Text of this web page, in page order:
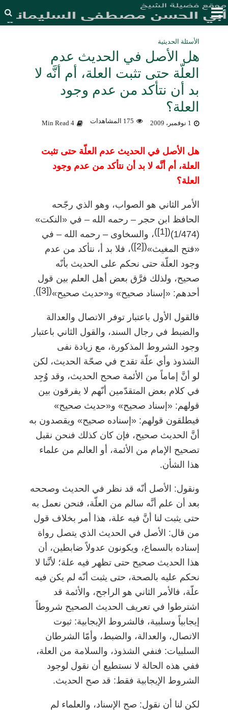
الأسئلة الحديثية
هل الأصل في الحديث عدم
العلّة حتى تثبت العلة، أم أنَّه لا
بد أن نتأكد من عدم وجود
العلة؟
1 نوفمبر، 2009 175 المشاهدات 4 Min Read
هل الأصل في الحديث عدم العلّة حتى تثبت
العلة، أم أنَّه لا بد أن نتأكد من عدم وجود
العلة؟
الأمر الثاني هو الصواب، وهو الذي رجّحه
الحافظ ابن حجر– رحمه الله– في «النكت»
(1/474)
(
[1]
)، والسخاوى– رحمه الله– في
«فتح المغيث»(
[2]
)، فلا بد أ، نتأكد من عدم
وجود العلّة حتى نحكم على الحديث بأنّه
صحيح، ولذلك فرَّق بعض أهل العلم بين قول
أحدهم: «إسناد صحيح» و«حديث صحيح»(
[3]
)
.
فالقول الأول باعتبار توفر الاتصال والعدالة
والضبط في رجال السند، والقول الثاني باعتبار
وجود الشروط المذكورة، مع زيادة نفى
الشذوذ وأي علّة تقدح في صحّة الحديث، لكن
لو أنَّ إماماً من الأئمة صحح الحديث، وقد وُجِد
في كلام بعض المتقدّمين أنّهم لا يفرقون بين
قولهم: «إسناد صحيح» و«حديث صحيح»
فيطلقون قولهم: «إسناده صحيح» ويقصدون به
أنَّ الحديث صحيح، فإن كان كذلك فنحن نقبل
تصحيح الإمام من الأئمة، أو العالم من علماء
هذا الشأن.
ونقول: الأصل أنّه قد نظر في الحديث وصححه
بعد أن علم أنَّه سالم من العلّة، فنحن نعمل به
حتى يثبت لنا أنَّ فيه علة، هذا أمر بخلاف قول
من قال: الأصل في الحديث الذي يتصل رواة
إسناده بالسماع، ويكونون عدولاً ضابطين، أن
هذا الحديث صحيح حتى تظهر فيه علة؛ لأنَّنا لا
نحكم عليه بالصحة، حتى يثبت أنّه لم يكن فيه
علّة، فالأمر الثاني هو الراجح، والأئمة قد
اشترطوا في تعريف الحديث الصحيح شروطاً
إيجابياً وسلبية، فالشروط الإيجابية: ثبوت
الاتصال، والعدالة، والضبط، وأمّا الشرطان
السلبيات: فنفي الشذوذ، والسلامة من العلة،
ففي هذه الحالة لا نستطيع أن نقول لوجود
الشروط الإيجابية فقط: قد صح الحديث.
لكن لنا أن نقول: صح الإسناد، والعلماء لم